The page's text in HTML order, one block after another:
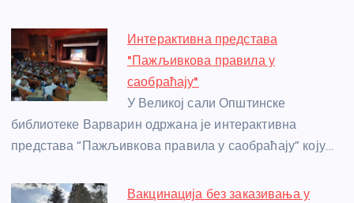
Интерактивна представа
"Пажљивкова правила у
саобраћају"
У Великој сали Општинске
библиотеке Варварин одржана је интерактивна
представа “Пажљивкова правила у саобраћају” коју…
Вакцинација без заказивања у